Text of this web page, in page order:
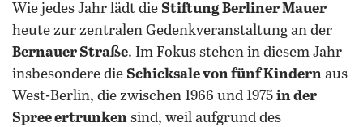
Wie jedes Jahr lädt die Stiftung Berliner Mauer
heute zur zentralen Gedenkveranstaltung an der
Bernauer Straße. Im Fokus stehen in diesem Jahr
insbesondere die Schicksale von fünf Kindern aus
West-Berlin, die zwischen 1966 und 1975 in der
Spree ertrunken sind, weil aufgrund des